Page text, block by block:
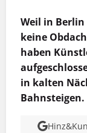
Weil in
keine
haben
in kalten
Bahnsteigen.